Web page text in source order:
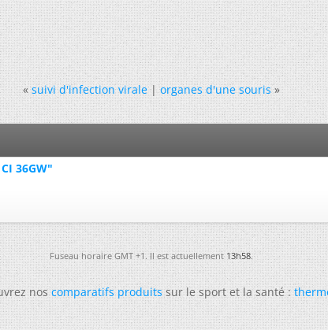
« suivi d'infection virale|organes d'une souris »
36GW"
Fuseau horaire GMT +1. Il est actuellement13h58.
noscomparatifs produitssur le sport et la santé :